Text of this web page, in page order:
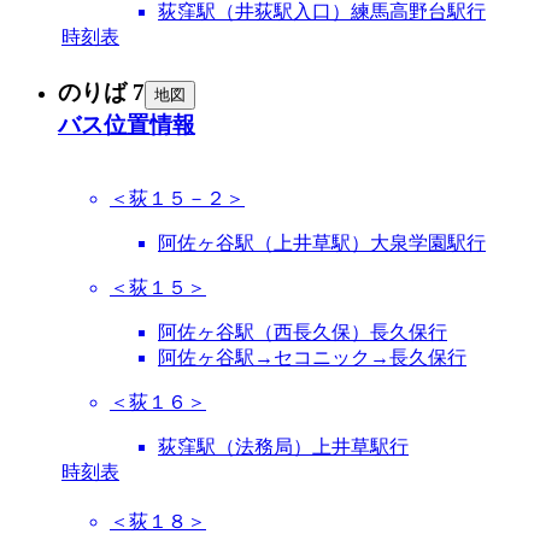
荻窪駅（井荻駅入口）練馬高野台駅行
時刻表
のりば 7 地図
バス位置情報
＜荻１５－２＞
阿佐ヶ谷駅（上井草駅）大泉学園駅行
＜荻１５＞
阿佐ヶ谷駅（西長久保）長久保行
阿佐ヶ谷駅→セコニック→長久保行
＜荻１６＞
荻窪駅（法務局）上井草駅行
時刻表
＜荻１８＞